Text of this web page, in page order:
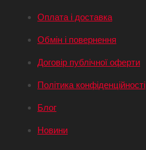
Оплата і доставка
Обмін і повернення
Договір публічної оферти
Політика конфіденційності
Блог
Новини